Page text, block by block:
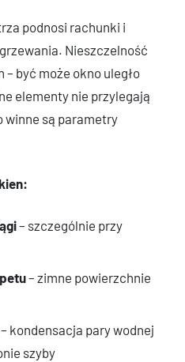
podnosi rachunki i
Nieszczelność
być może okno uległo
elementy nie przylegają
winne są parametry
– szczególnie przy
– zimne powierzchnie
– kondensacja pary wodnej
szyby